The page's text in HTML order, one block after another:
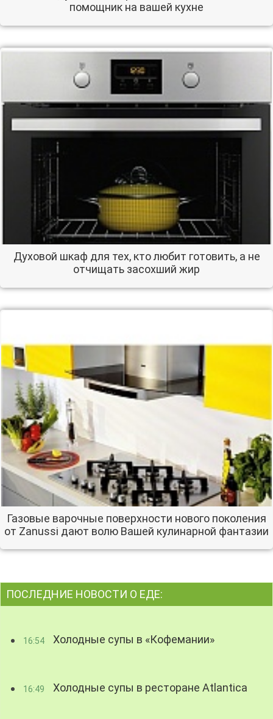
помощник на вашей кухне
Духовой шкаф для тех, кто любит готовить, а не
отчищать засохший жир
Газовые варочные поверхности нового поколения
от Zanussi дают волю Вашей кулинарной фантазии
ПОСЛЕДНИЕ НОВОСТИ О ЕДЕ:
16:54 Холодные супы в «Кофемании»
16:49 Холодные супы в ресторане Atlantica